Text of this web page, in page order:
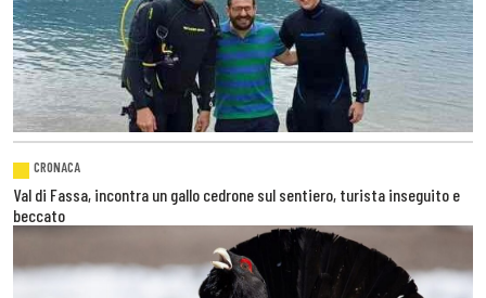
CRONACA
Val di Fassa, incontra un gallo cedrone sul sentiero, turista inseguito e
beccato